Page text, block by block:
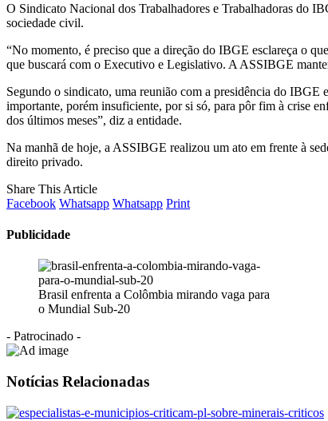
O Sindicato Nacional dos Trabalhadores e Trabalhadoras do
sociedade civil.
“No momento, é preciso que a direção do IBGE esclareça o
que buscará com o Executivo e Legislativo. A ASSIBGE
Segundo o sindicato, uma reunião com a presidência do IBGE
importante, porém insuficiente, por si só, para pôr fim à crise
dos últimos meses”, diz a entidade.
Na manhã de hoje, a ASSIBGE realizou um ato em frente à
direito privado.
Share This Article
Facebook Whatsapp Whatsapp Print
Publicidade
Brasil enfrenta a Colômbia mirando vaga para
o Mundial Sub-20
- Patrocinado -
Notícias Relacionadas